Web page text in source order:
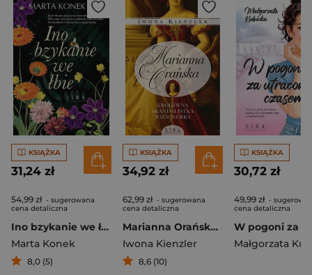
KSIĄŻKA
31,24 zł
54,99 zł - sugerowana
cena detaliczna
Ino bzykanie we łbie
Marta Konek
8,0 (5)
KSIĄŻKA
34,92 zł
62,99 zł - sugerowana
cena detaliczna
Marianna Orańska. Królewna, skandalistka, wizjonerka
Iwona Kienzler
8,6 (10)
KSIĄŻKA
30,72 zł
49,99 zł -
cena detaliczna
Małgorzata